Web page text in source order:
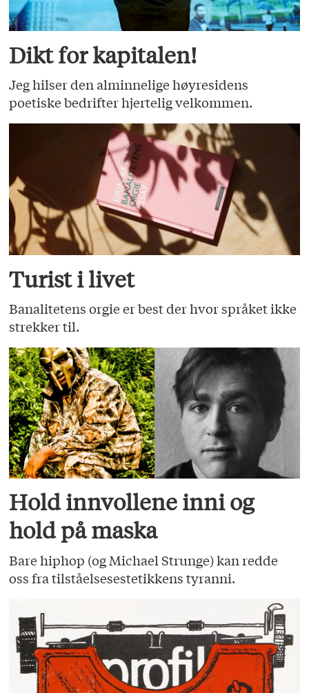
Dikt for kapitalen!
Jeg hilser den alminnelige høyresidens
poetiske bedrifter hjertelig velkommen.
Turist i livet
Banalitetens orgie er best der hvor språket ikke
strekker til.
Hold innvollene inni og
hold på maska
Bare hiphop (og Michael Strunge) kan redde
oss fra tilståelsesestetikkens tyranni.